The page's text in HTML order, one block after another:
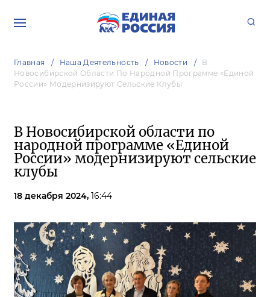
Главная Наша Деятельность Новости
В
Новосибирской Области По Народной Программе «Единой
России» Модернизируют Сельские Клубы
В Новосибирской области по
народной программе «Единой
России» модернизируют сельские
клубы
18 декабря 2024, 16:44